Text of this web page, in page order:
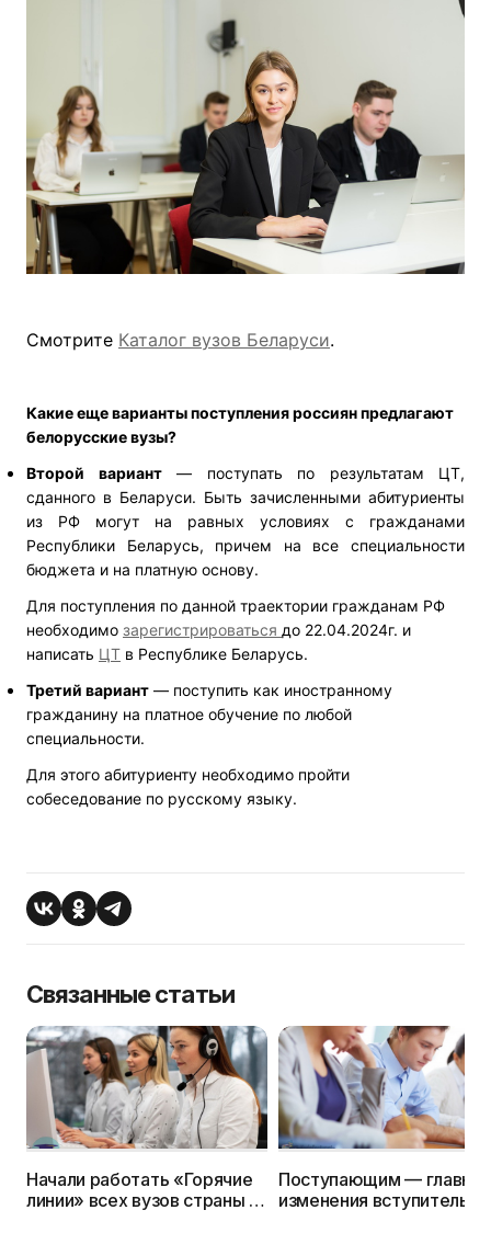
Смотрите Каталог вузов Беларуси.
Какие еще варианты поступления россиян предлагают
белорусские вузы?
Второй вариант— поступать по результатам ЦТ,
сданного в Беларуси. Быть зачисленными абитуриенты
из РФ могут на равных условиях с гражданами
Республики Беларусь, причем на все специальности
бюджета и на платную основу.
Для поступления по данной траектории гражданам РФ
необходимо зарегистрироваться до 22.04.2024г. и
написать ЦТ в Республике Беларусь.
Третий вариант — поступить как иностранному
гражданину на платное обучение по любой
специальности.
Для этого абитуриенту необходимо пройти
собеседование по русскому языку.
Связанные статьи
Начали работать «Горячие
линии» всех вузов страны —
Поступающим —
изменения